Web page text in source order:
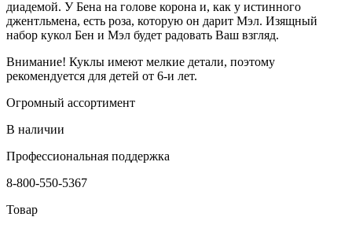
диадемой. У Бена на голове корона и, как у истинного
джентльмена, есть роза, которую он дарит Мэл. Изящный
набор кукол Бен и Мэл будет радовать Ваш взгляд.
Внимание! Куклы имеют мелкие детали, поэтому
рекомендуется для детей от 6-и лет.
Огромный ассортимент
В наличии
Профессиональная поддержка
8-800-550-5367
Товар